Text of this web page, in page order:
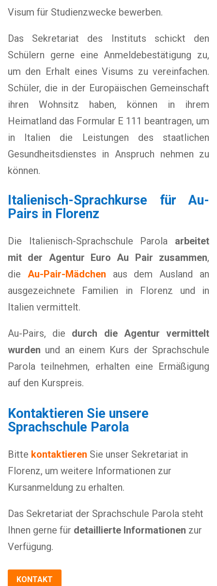
Visum für Studienzwecke bewerben.
Das Sekretariat des Instituts schickt den
Schülern gerne eine Anmeldebestätigung zu,
um den Erhalt eines Visums zu vereinfachen.
Schüler, die in der Europäischen Gemeinschaft
ihren Wohnsitz haben, können in ihrem
Heimatland das Formular E 111 beantragen, um
in Italien die Leistungen des staatlichen
Gesundheitsdienstes in Anspruch nehmen zu
können.
Italienisch-Sprachkurse für Au-
Pairs in Florenz
Die Italienisch-Sprachschule Parola arbeitet
mit der Agentur Euro Au Pair zusammen,
die Au-Pair-Mädchen aus dem Ausland an
ausgezeichnete Familien in Florenz und in
Italien vermittelt.
Au-Pairs, die durch die Agentur vermittelt
wurden und an einem Kurs der Sprachschule
Parola teilnehmen, erhalten eine Ermäßigung
auf den Kurspreis.
Kontaktieren Sie unsere
Sprachschule Parola
Bitte kontaktieren Sie unser Sekretariat in
Florenz, um weitere Informationen zur
Kursanmeldung zu erhalten.
Das Sekretariat der Sprachschule Parola steht
Ihnen gerne für detaillierte Informationen zur
Verfügung.
KONTAKT